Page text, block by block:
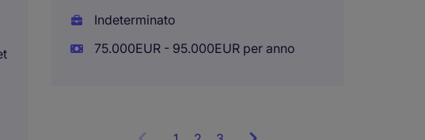
Indeterminato
75.000EUR - 95.000EUR per anno